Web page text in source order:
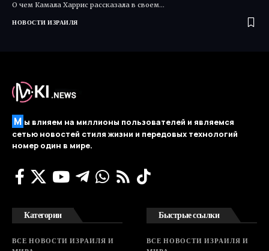
О чем Камала Харрис рассказала в своем…
НОВОСТИ ИЗРАИЛЯ
М ы влияем на миллионы пользователей и являемся
сетью новостей стиля жизни и передовых технологий
номер один в мире.
Категории
ВСЕ НОВОСТИ ИЗРАИЛЯ И
Быстрые ссылки
ВСЕ НОВОСТИ ИЗРАИЛЯ И